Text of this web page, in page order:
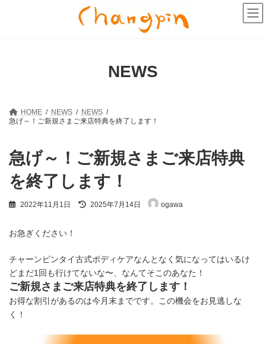
NEWS
HOME NEWS
NEWS
急げ～！ご新規さまご来店特典を終了します！
急げ～！ご新規さまご来店特典
を終了します！
2022年11月1日
最
:
2025年7月14日 ogawa
お急ぎください！
チャーンピンタイ古式ボディケアなんとなく気になってはいるけ
どまだ1回も行けてないな〜、なんてそこのあなた！
ご新規さまご来店特典を終了します！
お得な割引があるのは今月末までです。この機会をお見逃しな
く！